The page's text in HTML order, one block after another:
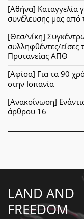
[Αθήνα] Καταγγελία
συνέλευσης μας
[Θεσ/νίκη]
συλληφθέντες/είσες
Πρυτανείας ΑΠΘ
[Αφίσα] Για τα 90
στην Ισπανία
[Ανακοίνωση]
άρθρου 16
LAND AND
FREEDOM